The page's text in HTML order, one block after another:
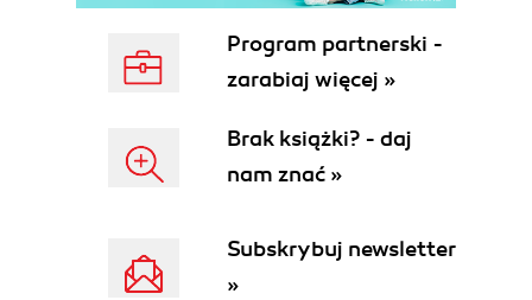
Program partnerski -
zarabiaj więcej »
Brak książki? - daj
nam znać »
Subskrybuj newsletter
»